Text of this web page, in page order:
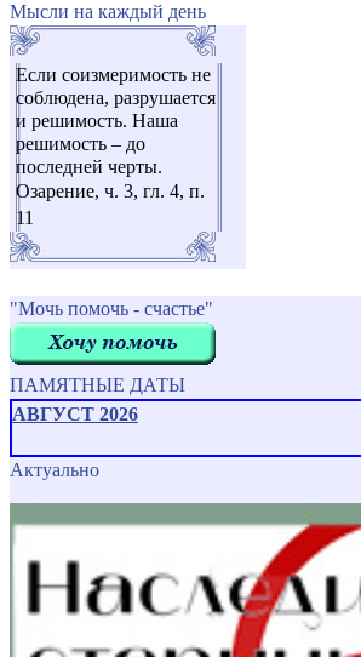
Мысли на каждый день
Если соизмеримость не
соблюдена, разрушается
и решимость. Наша
решимость – до
последней черты.
Озарение, ч. 3, гл. 4, п.
11
"Мочь помочь - счастье"
ПАМЯТНЫЕ ДАТЫ
АВГУСТ 2026
Актуально